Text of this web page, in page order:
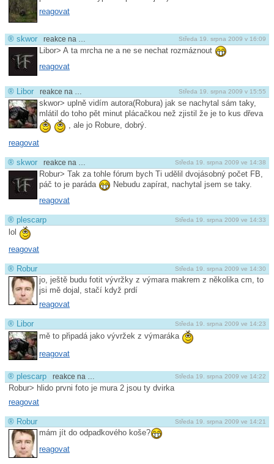
reagovat
Středa 19. srpna 2009 v 16:09
® skwor reakce na …
Libor> A ta mrcha ne a ne se nechat rozmáznout
reagovat
Středa 19. srpna 2009 v 15:55
® Libor reakce na …
skwor> uplně vidím autora(Robura) jak se nachytal sám taky,
mlátil do toho pět minut plácačkou než zjistil že je to kus dřeva
, ale jo Robure, dobrý.
reagovat
Středa 19. srpna 2009 ve 14:38
® skwor reakce na …
Robur> Tak za tohle fórum bych Ti udělil dvojásobný počet FB,
páč to je paráda
Nebudu zapírat, nachytal jsem se taky.
reagovat
Středa 19. srpna 2009 ve 14:33
® plescarp
lol
reagovat
Středa 19. srpna 2009 ve 14:30
® Robur
jo, ještě budu fotit vývržky z výmara makrem z několika cm, to
jsi mě dojal, stačí když prdí
reagovat
Středa 19. srpna 2009 ve 14:23
® Libor
mě to připadá jako vývržek z výmaráka
reagovat
Středa 19. srpna 2009 ve 14:22
® plescarp reakce na …
Robur> hlido prvni foto je mura 2 jsou ty dvirka
reagovat
Středa 19. srpna 2009 ve 14:21
® Robur
mám jít do odpadkového koše?
reagovat